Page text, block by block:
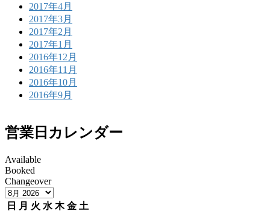
2017年4月
2017年3月
2017年2月
2017年1月
2016年12月
2016年11月
2016年10月
2016年9月
営業日カレンダー
Available
Booked
Changeover
日 月 火 水 木 金 土